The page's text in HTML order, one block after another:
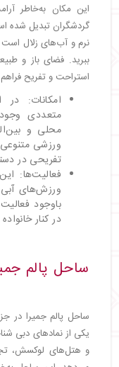
این مکان به‌خاطر
گردشگران تبدیل شده
نرم و آب‌های زلال است
ببرید. فضای باز و
استراحت و تفریح
امکانات:
متعددی
محلی و
ورزشی متنوعی
تفریحی در
فعالیت‌ها:
ورزش‌های
باوجود
در کنار
ساحل پالم
ساحل پالم جمیرا در
یکی از نمادهای دبی
و هتل‌های لوکسش،